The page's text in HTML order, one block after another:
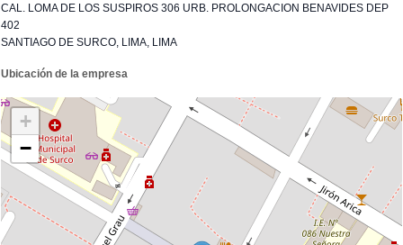
CAL. LOMA DE LOS SUSPIROS 306 URB. PROLONGACION BENAVIDES DEP
402
SANTIAGO DE SURCO, LIMA, LIMA
Ubicación de la empresa
+
−